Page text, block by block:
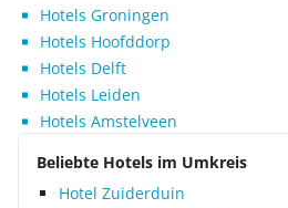
Hotels Groningen
Hotels Hoofddorp
Hotels Delft
Hotels Leiden
Hotels Amstelveen
Beliebte Hotels im Umkreis
Hotel Zuiderduin